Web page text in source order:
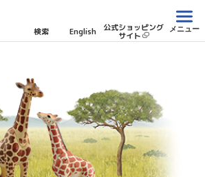
検索 English 公式ショッピング
サイト
メニュー